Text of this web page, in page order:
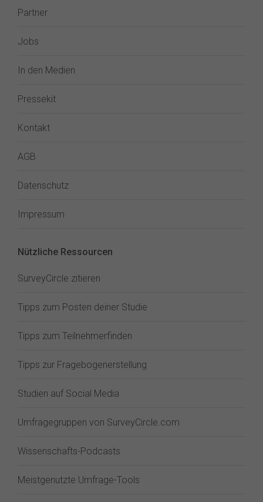
Partner
Jobs
In den Medien
Pressekit
Kontakt
AGB
Datenschutz
Impressum
Nützliche Ressourcen
SurveyCircle zitieren
Tipps zum Posten deiner Studie
Tipps zum Teilnehmerfinden
Tipps zur Fragebogenerstellung
Studien auf Social Media
Umfragegruppen von SurveyCircle.com
Wissenschafts-Podcasts
Meistgenutzte Umfrage-Tools